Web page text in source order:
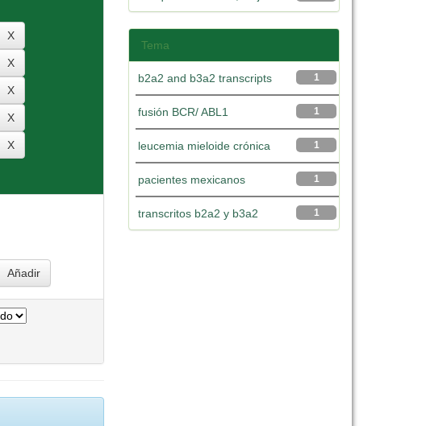
Tema
1
b2a2 and b3a2 transcripts
1
fusión BCR/ ABL1
1
leucemia mieloide crónica
1
pacientes mexicanos
1
transcritos b2a2 y b3a2